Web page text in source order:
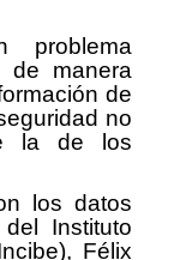
problema
de manera
de
no
la de los
los datos
Instituto
Félix